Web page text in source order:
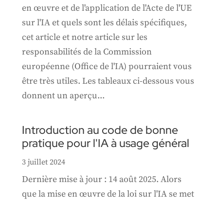
en œuvre et de l'application de l'Acte de l'UE
sur l'IA et quels sont les délais spécifiques,
cet article et notre article sur les
responsabilités de la Commission
européenne (Office de l'IA) pourraient vous
être très utiles. Les tableaux ci-dessous vous
donnent un aperçu...
Introduction au code de bonne
pratique pour l'IA à usage général
3 juillet 2024
Dernière mise à jour : 14 août 2025. Alors
que la mise en œuvre de la loi sur l'IA se met